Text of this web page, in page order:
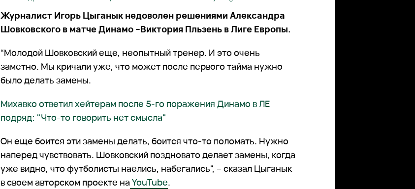
Журналист Игорь Цыганык недоволен решениями Александра
Шовковского в матче Динамо –Виктория Пльзень в Лиге Европы.
“Молодой Шовковский еще, неопытный тренер. И это очень
заметно. Мы кричали уже, что может после первого тайма нужно
было делать замены.
Михавко ответил хейтерам после 5-го поражения Динамо в ЛЕ
подряд: "Что-то говорить нет смысла"
Он еще боится эти замены делать, боится что-то поломать. Нужно
наперед чувствовать. Шовковский поздновато делает замены, когда
уже видно, что футболисты наелись, набегались", – сказал Цыганык
в своем авторском проекте на YouTube.